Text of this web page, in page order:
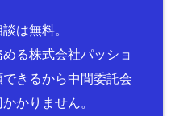
は無料。
る株式会社パッショ
きるから中間委託会
かりません。